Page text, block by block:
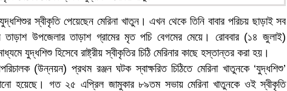
স্বীকৃতি পেয়েছেন মেরিনা খাতুন। এখন থেকে তিনি বাবার পরিচয় ছাড়াই সব
তাড়াশ উপজেলার তাড়াশ গ্রামের মৃত পচি বেগমের মেয়ে। রোববার (১৪ জুলাই)
যুদ্ধশিশু হিসেবে রাষ্ট্রীয় স্বীকৃতির চিঠি মেরিনার কাছে হস্তান্তর করা হয়।
(উন্নয়ন) প্রথম রঞ্জন ঘটক স্বাক্ষরিত চিঠিতে মেরিনা খাতুনকে ‘যুদ্ধশিশু’
হয়েছে। গত ২৫ এপ্রিল জামুকার ৮৯তম সভায় মেরিনা খাতুনকে ওই স্বীকৃতি